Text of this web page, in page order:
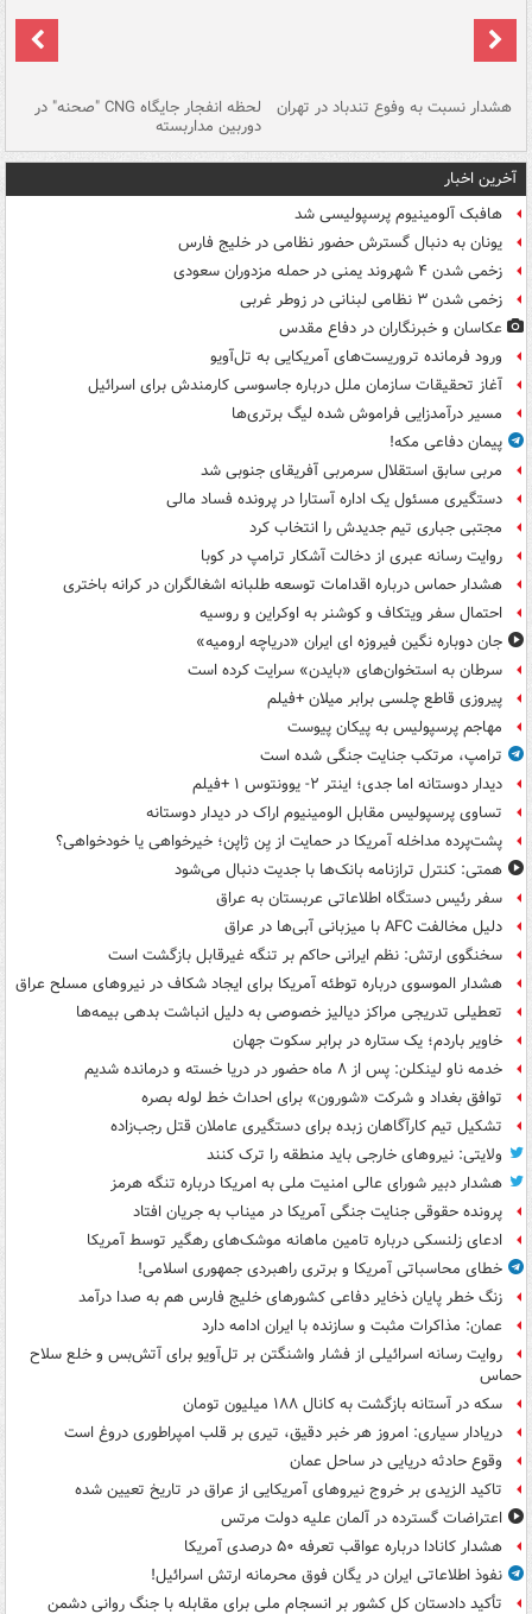
هشدار نسبت به وفوع تندباد در تهران لحظه انفجار جایگاه CNG "صحنه" در
دوربین مداربسته
آخرین اخبار
هافبک آلومینیوم پرسپولیسی شد
یونان به دنبال گسترش حضور نظامی در خلیج فارس
زخمی شدن ۴ شهروند یمنی در حمله مزدوران سعودی
زخمی شدن ۳ نظامی لبنانی در زوطر غربی
عکاسان و خبرنگاران در دفاع مقدس
ورود فرمانده تروریست‌های آمریکایی به تل‌آویو
آغاز تحقیقات سازمان ملل درباره جاسوسی کارمندش برای اسرائیل
مسیر درآمدزایی فراموش شده لیگ برتری‌ها
پیمان دفاعی مکه!
مربی سابق استقلال سرمربی آفریقای جنوبی شد
دستگیری مسئول یک اداره آستارا در پرونده فساد مالی
مجتبی جباری تیم جدیدش را انتخاب کرد
روایت رسانه عبری از دخالت آشکار ترامپ در کوبا
هشدار حماس درباره اقدامات توسعه طلبانه اشغالگران در کرانه باختری
احتمال سفر ویتکاف و کوشنر به اوکراین و روسیه
جان دوباره نگین فیروزه ای ایران «دریاچه ارومیه»
سرطان به استخوان‌های «بایدن» سرایت کرده است
پیروزی قاطع چلسی برابر میلان +فیلم
مهاجم پرسپولیس به پیکان پیوست
ترامپ، مرتکب جنایت جنگی شده است
دیدار دوستانه اما جدی؛ اینتر ۲- یوونتوس ۱ +فیلم
تساوی پرسپولیس مقابل الومینیوم اراک در دیدار دوستانه
پشت‌پرده مداخله آمریکا در حمایت از یِن ژاپن؛ خیرخواهی یا خودخواهی؟
همتی: کنترل ترازنامه بانک‌ها با جدیت دنبال می‌شود
سفر رئیس دستگاه اطلاعاتی عربستان به عراق
دلیل مخالفت AFC با میزبانی آبی‌ها در عراق
سخنگوی ارتش: نظم ایرانی حاکم بر تنگه غیرقابل بازگشت است
هشدار الموسوی درباره توطئه آمریکا برای ایجاد شکاف در نیروهای مسلح عراق
تعطیلی تدریجی مراکز دیالیز خصوصی به دلیل انباشت بدهی بیمه‌ها
خاویر باردم؛ یک ستاره در برابر سکوت جهان
خدمه ناو لینکلن: پس از ۸ ماه حضور در دریا خسته و درمانده‌ شدیم
توافق بغداد و شرکت «شورون» برای احداث خط لوله بصره
تشکیل تیم کارآگاهان زبده برای دستگیری عاملان قتل رجب‌زاده
ولایتی: نیروهای خارجی باید منطقه را ترک کنند
هشدار دبیر شورای عالی امنیت ملی به امریکا درباره تنگه هرمز
پرونده حقوقی جنایت جنگی آمریکا در میناب به جریان افتاد
ادعای زلنسکی درباره تامین ماهانه موشک‌های رهگیر توسط آمریکا
خطای محاسباتی آمریکا و برتری راهبردی جمهوری اسلامی!
زنگ خطر پایان ذخایر دفاعی کشورهای خلیج فارس هم به صدا درآمد
عمان: مذاکرات مثبت و سازنده با ایران ادامه دارد
روایت رسانه اسرائیلی از فشار واشنگتن بر تل‌آویو برای آتش‌بس و خلع سلاح
حماس
سکه در آستانه بازگشت به کانال ۱۸۸ میلیون تومان
دریادار سیاری: امروز هر خبر دقیق، تیری بر قلب امپراطوری دروغ است
وقوع حادثه دریایی در ساحل عمان
تاکید الزیدی بر خروج نیروهای آمریکایی از عراق در تاریخ تعیین شده
اعتراضات گسترده در آلمان علیه دولت مرتس
هشدار کانادا درباره عواقب تعرفه ۵۰ درصدی آمریکا
نفوذ اطلاعاتی ایران در یگان فوق محرمانه ارتش اسرائیل!
تأکید دادستان کل کشور بر انسجام ملی برای مقابله با جنگ روانی دشمن